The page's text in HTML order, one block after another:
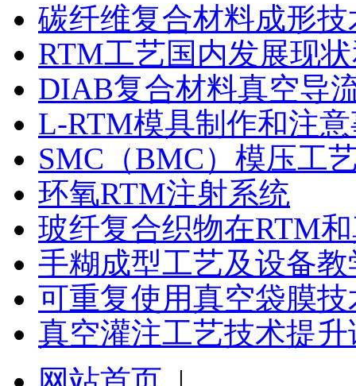
碳纤维复合材料成形技
RTM工艺国内发展现
DIAB复合材料真空导
L-RTM模具制作和注
SMC（BMC）模压工
环氧RTM注射系统
玻纤复合织物在RTM
手糊成型工艺及设备
可重复使用真空袋膜
真空灌注工艺技术提升